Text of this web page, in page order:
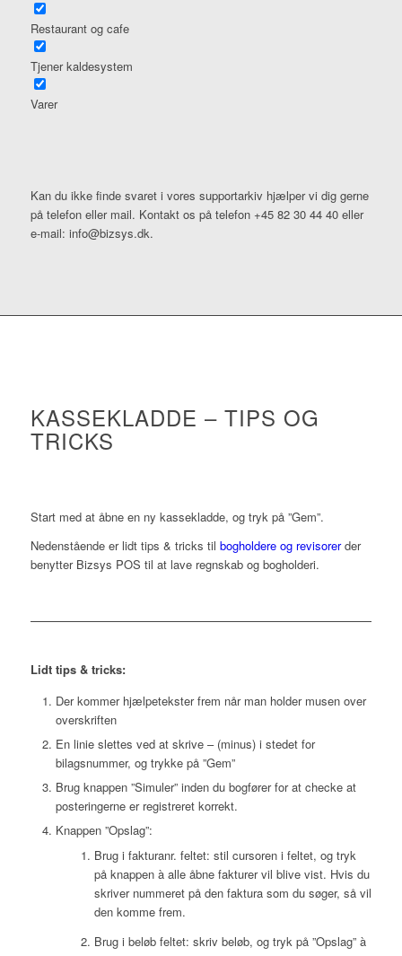
Restaurant og cafe
Tjener kaldesystem
Varer
Kan du ikke finde svaret i vores supportarkiv hjælper vi dig gerne
på telefon eller mail. Kontakt os på telefon +45 82 30 44 40 eller
e-mail: info@bizsys.dk.
KASSEKLADDE – TIPS OG
TRICKS
Start med at åbne en ny kassekladde, og tryk på ”Gem”.
Nedenstående er lidt tips & tricks til bogholdere og revisorerder
benytter Bizsys POS til at lave regnskab og bogholderi.
Lidt tips & tricks:
Der kommer hjælpetekster frem når man holder musen over
overskriften
En linie slettes ved at skrive – (minus) i stedet for
bilagsnummer, og trykke på ”Gem”
Brug knappen ”Simuler” inden du bogfører for at checke at
posteringerne er registreret korrekt.
Knappen ”Opslag”:
Brug i fakturanr. feltet: stil cursoren i feltet, og tryk
på knappen à alle åbne fakturer vil blive vist. Hvis du
skriver nummeret på den faktura som du søger, så vil
den komme frem.
Brug i beløb feltet: skriv beløb, og tryk på ”Opslag” à